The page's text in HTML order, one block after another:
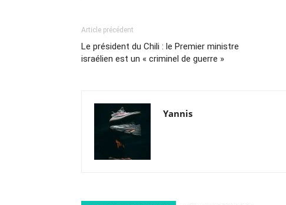
Article précédent
Le président du Chili : le Premier ministre
israélien est un « criminel de guerre »
Yannis